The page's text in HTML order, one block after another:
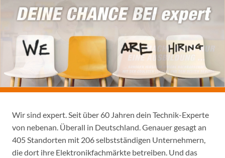
Wir sind expert. Seit über 60 Jahren dein Technik-Experte
von nebenan. Überall in Deutschland. Genauer gesagt an
405 Standorten mit 206 selbstständigen Unternehmern,
die dort ihre Elektronikfachmärkte betreiben. Und das